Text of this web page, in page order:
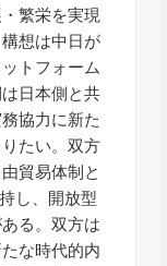
繁栄を実現
想は中日が
トフォーム
日本側と共
協力に新た
たい。双方
貿易体制と
し、開放型
る。双方は
な時代的内